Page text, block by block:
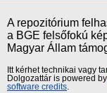
A repozitórium
a BGE felsőfokú
Magyar Állam
Itt kérhet technikai vagy
Dolgozattár is powered by
software credits